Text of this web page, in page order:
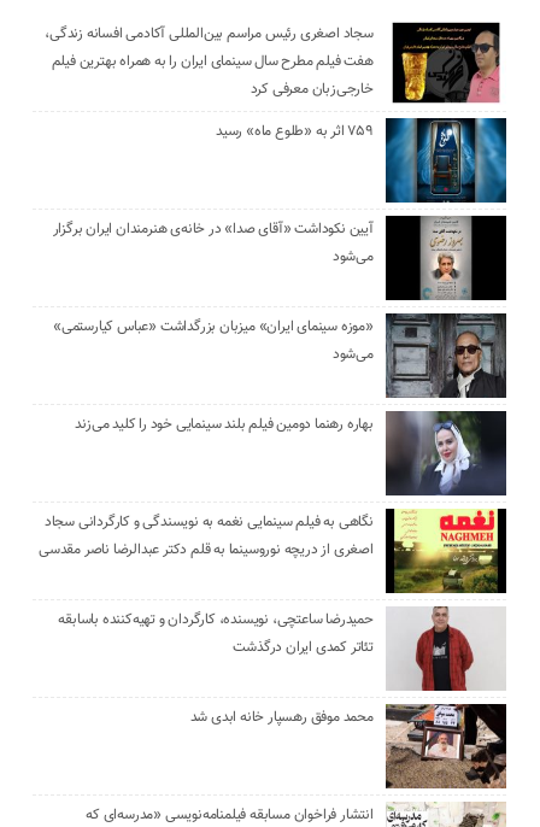
سجاد اصغری رئیس مراسم بین‌المللی آکادمی افسانه زندگی،
هفت فیلم مطرح سال سینمای ایران را به همراه بهترین فیلم
خارجی‌زبان معرفی کرد
۷۵۹ اثر به «طلوع ماه» رسید
آیین نکوداشت «آقای صدا» در خانه‌ی هنرمندان ایران برگزار
می‌شود
«موزه سینمای ایران» میزبان بزرگداشت «عباس کیارستمی»
می‌شود
بهاره رهنما دومین فیلم بلند سینمایی خود را کلید می‌زند
نگاهی به فیلم سینمایی نغمه به نویسندگی و کارگردانی سجاد
اصغری از دریچه نوروسینما به قلم دکتر عبدالرضا ناصر مقدسی
حمیدرضا ساعتچی، نویسنده، کارگردان و تهیه‌کننده باسابقه
تئاتر کمدی ایران درگذشت
محمد موفق رهسپار خانه ابدی شد
انتشار فراخوان مسابقه فیلمنامه‌نویسی «مدرسه‌ای که